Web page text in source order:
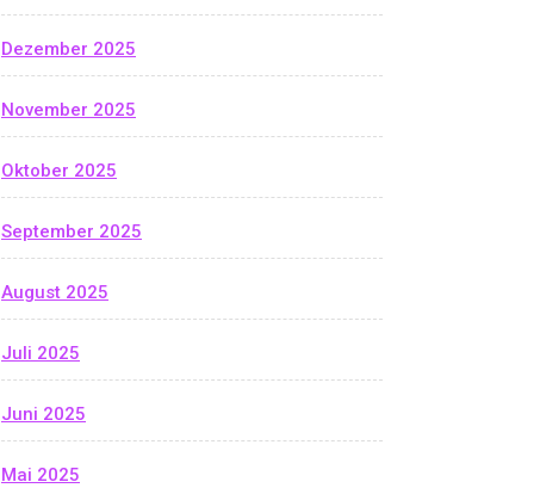
Dezember 2025
November 2025
Oktober 2025
September 2025
August 2025
Juli 2025
Juni 2025
Mai 2025